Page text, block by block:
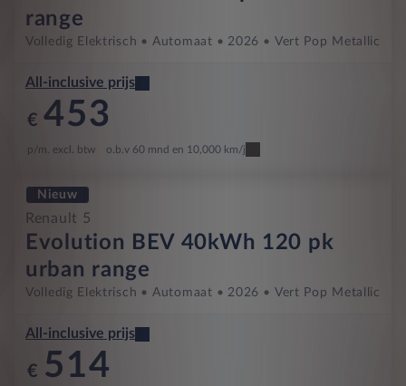
range
Volledig Elektrisch Automaat 2026 Vert Pop Metallic
All-inclusive prijs
€ 453
p/m. excl. btw o.b.v 60 mnd en 10,000 km/j
Nieuw
Renault 5
Evolution BEV 40kWh 120 pk
urban range
Volledig Elektrisch Automaat 2026 Vert Pop Metallic
All-inclusive prijs
€ 514